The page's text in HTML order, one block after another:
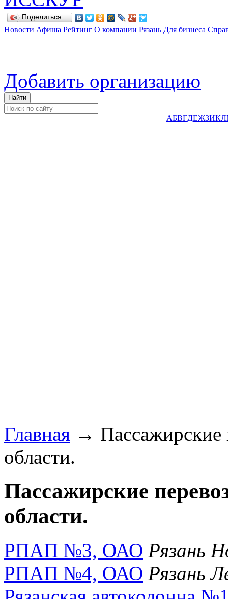
Поделиться…
Новости Афиша Рейтинг О компании Рязань Для бизнеса
Добавить организацию
АБВГДЕЖЗИКЛ
Главная → Пассажирские
области.
Пассажирские
области.
РПАП №3, ОАО Рязань
РПАП №4, ОАО Рязань